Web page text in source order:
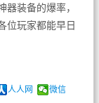
装备的爆率，
位玩家都能早日
人人网 微信